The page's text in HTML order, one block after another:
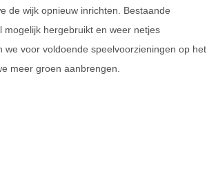
de wijk opnieuw inrichten. Bestaande
mogelijk hergebruikt en weer netjes
we voor voldoende speelvoorzieningen op het
meer groen aanbrengen.